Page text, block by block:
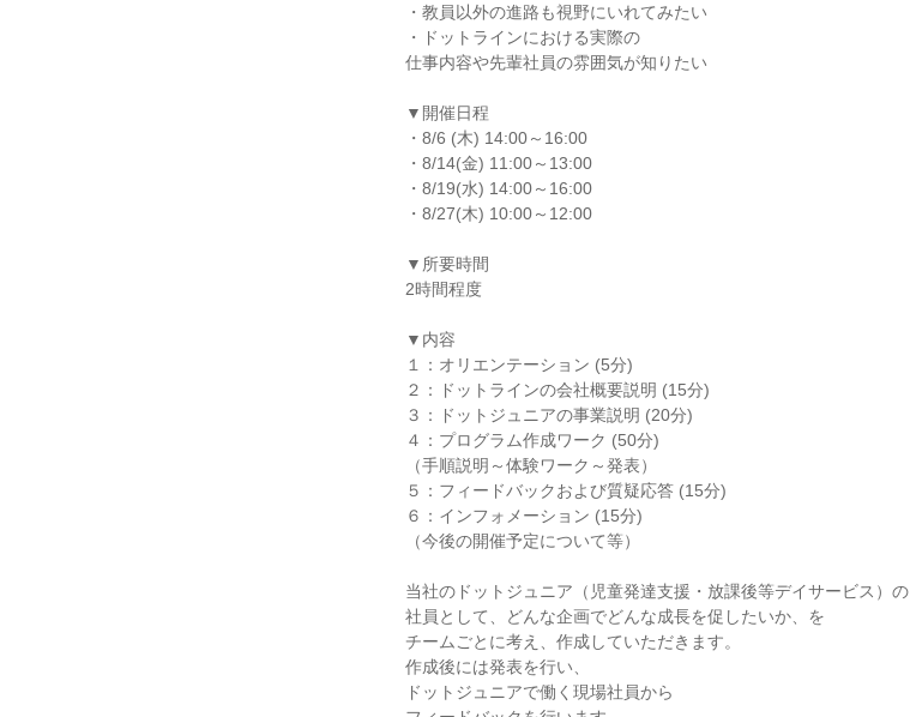
・教員以外の進路も視野にいれてみたい
・ドットラインにおける実際の
仕事内容や先輩社員の雰囲気が知りたい
▼開催日程
・8/6 (木) 14:00～16:00
・8/14(金) 11:00～13:00
・8/19(水) 14:00～16:00
・8/27(木) 10:00～12:00
▼所要時間
2時間程度
▼内容
１：オリエンテーション (5分)
２：ドットラインの会社概要説明 (15分)
３：ドットジュニアの事業説明 (20分)
４：プログラム作成ワーク (50分)
（手順説明～体験ワーク～発表）
５：フィードバックおよび質疑応答 (15分)
６：インフォメーション (15分)
（今後の開催予定について等）
当社のドットジュニア（児童発達支援・放課後等デイサービス）の
社員として、どんな企画でどんな成長を促したいか、を
チームごとに考え、作成していただきます。
作成後には発表を行い、
ドットジュニアで働く現場社員から